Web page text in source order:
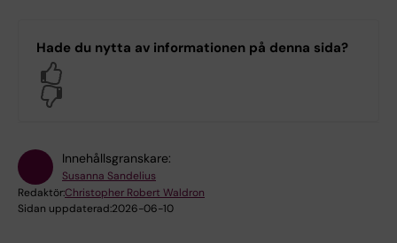
Hade du nytta av informationen på denna sida?
Innehållsgranskare:
Susanna Sandelius
Redaktör:Christopher Robert Waldron
Sidan uppdaterad:2026-06-10